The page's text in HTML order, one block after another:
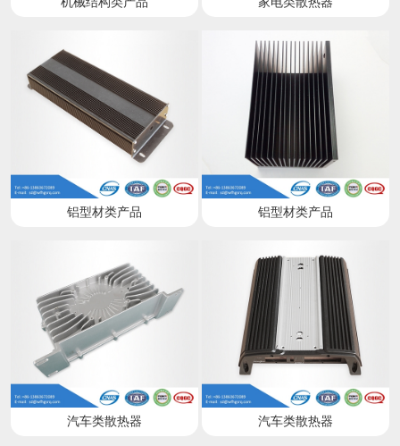
铝型材类产品 铝型材类产品
汽车类散热器 汽车类散热器